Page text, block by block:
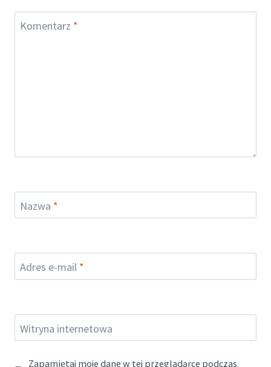
Komentarz *
Nazwa *
Adres e-mail *
Witryna internetowa
Zapamiętaj moje dane w tej przeglądarce podczas